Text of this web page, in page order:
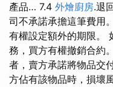
產品… 7.4 外燴廚房.退
司不承諾承擔這筆費用
有權設定額外的期限。
務，買方有權撤銷合約
者，賣方承諾將物品交
方佔有該物品時，損壞